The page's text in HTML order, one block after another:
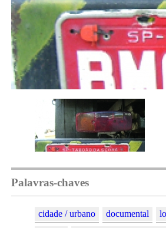
Palavras-chaves
cidade / urbano documental